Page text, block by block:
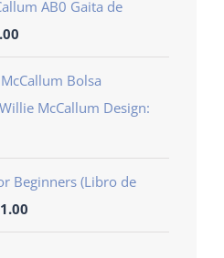
AB0 Gaita de
Bolsa
McCallum Design:
Beginners (Libro de